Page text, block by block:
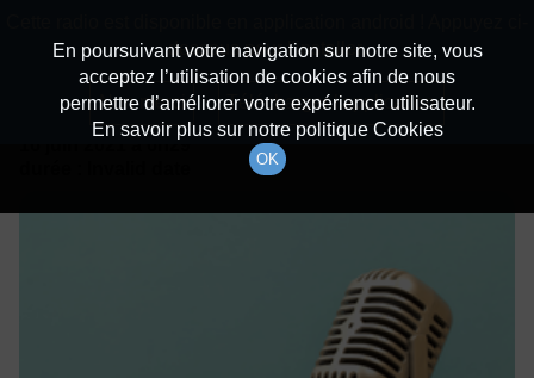
Détails De L'épisode
à 6h29
En poursuivant votre navigation sur notre site, vous
acceptez l’utilisation de cookies afin de nous
permettre d’améliorer votre expérience utilisateur.
En savoir plus sur notre politique Cookies
OK
dessous pour l'installer.
Non merci Télécharger l'application